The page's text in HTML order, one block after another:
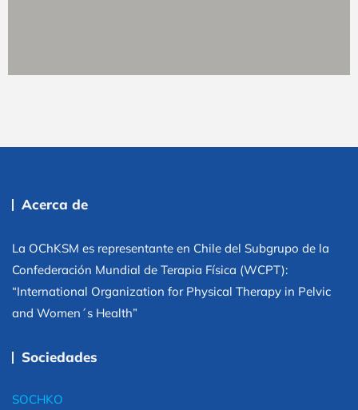
Acerca de
La OChKSM es representante en Chile del Subgrupo de la
Confederación Mundial de Terapia Física (WCPT):
“International Organization for Physical Therapy in Pelvic
and Women´s Health”
Sociedades
SOCHKO